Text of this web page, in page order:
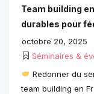
Team building
durables pour
octobre 20, 2025
Séminaires &
Redonner du
team building en